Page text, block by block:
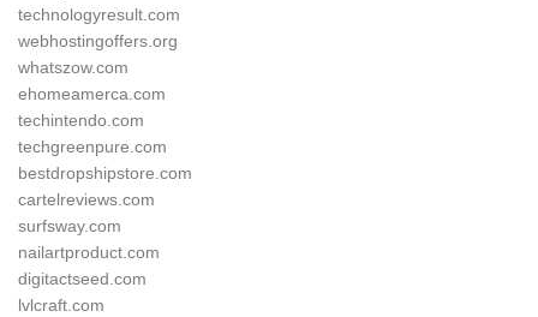
technologyresult.com
webhostingoffers.org
whatszow.com
ehomeamerca.com
techintendo.com
techgreenpure.com
bestdropshipstore.com
cartelreviews.com
surfsway.com
nailartproduct.com
digitactseed.com
lvlcraft.com